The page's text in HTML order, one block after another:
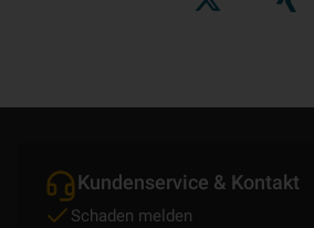
Kundenservice & Kontakt
Schaden melden